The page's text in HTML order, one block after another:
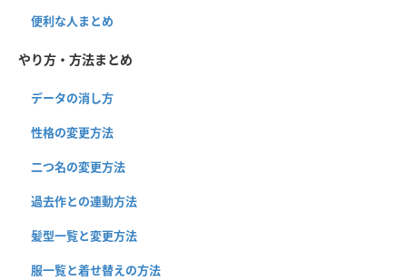
便利な人まとめ
やり方・方法まとめ
データの消し方
性格の変更方法
二つ名の変更方法
過去作との連動方法
髪型一覧と変更方法
服一覧と着せ替えの方法